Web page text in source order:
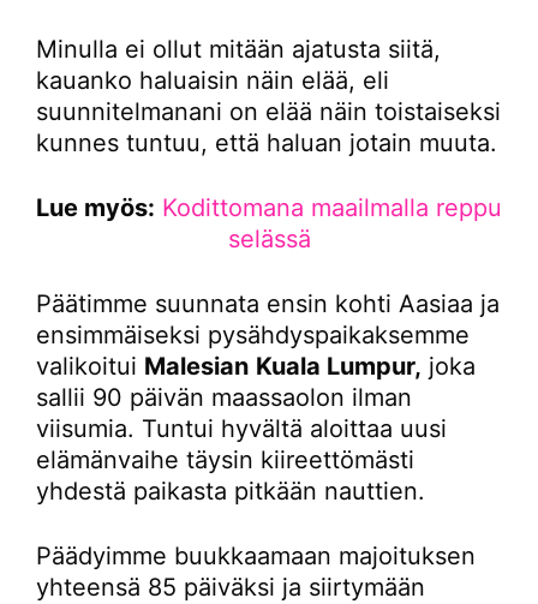
Minulla ei ollut mitään ajatusta siitä,
kauanko haluaisin näin elää, eli
suunnitelmanani on elää näin toistaiseksi
kunnes tuntuu, että haluan jotain muuta.
Lue myös: Kodittomana maailmalla reppu
selässä
Päätimme suunnata ensin kohti Aasiaa ja
ensimmäiseksi pysähdyspaikaksemme
valikoitui Malesian Kuala Lumpur, joka
sallii 90 päivän maassaolon ilman
viisumia. Tuntui hyvältä aloittaa uusi
elämänvaihe täysin kiireettömästi
yhdestä paikasta pitkään nauttien.
Päädyimme buukkaamaan majoituksen
yhteensä 85 päiväksi ja siirtymään